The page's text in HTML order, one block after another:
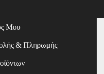
Μου
& Πληρωμής